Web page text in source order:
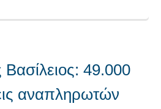
49.000
αναπληρωτών